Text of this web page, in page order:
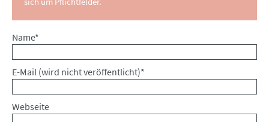
Pflichtfeld
Name*
Pflichtfeld
E-Mail (wird nicht veröffentlicht)*
Webseite